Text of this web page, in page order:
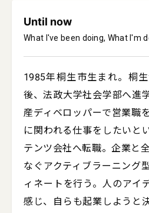
Until now
What I've been doing, What I'm
1985年桐生市生まれ。桐
後、法政大学社会学部へ進
産ディベロッパーで営業職
に関われる仕事をしたいと
テンツ会社へ転職。企業と
なぐアクティブラーニング
ィネートを行う。人のアイ
感じ、自らも起業しようと